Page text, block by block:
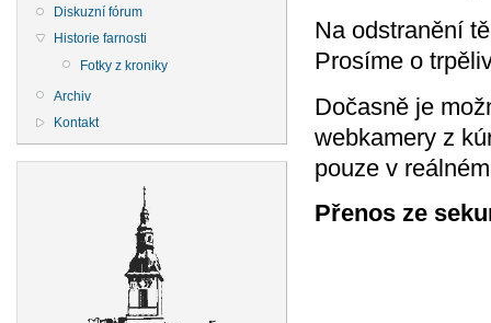
Diskuzní fórum
Historie farnosti
Fotky z kroniky
Archiv
Kontakt
Na odstranění
Prosíme o
Dočasně je
webkamery z
pouze v
Přenos ze